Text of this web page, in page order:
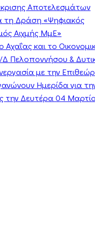
Αποτελεσμάτων
τη Δράση «Ψηφιακός
Αιχμής ΜμΕ»
Αχαΐας και το
Δ Πελοποννήσου &
με την
Ημερίδα για
την Δευτέρα 04